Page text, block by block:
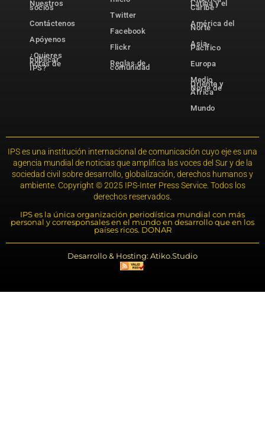
Nuestros
socios
Contáctenos
Apóyenos
¿Quieres
publicar
notas de
IPS?
Twitter
Facebook
Flickr
Reglas de
comunidad
Latina y el
Caribe
América del
Norte
Asia-
Pacífico
Europa
Medio
Oriente y
Norte de
África
Mundo
IPS es una institución internacional de comunicación cuyo eje es una
agencia mundial de noticias que amplifica las voces del Sur y de la
sociedad civil sobre desarrollo, globalización, derechos humanos y
ambiente. Copyright © 2025 IPS-Inter Press Service. Todos los
derechos reservados.
IPS es la única organización periodística mundial con más
personal y corresponsales en el mundo en desarrollo que en los
países ricos. DONAR
Desarrollo & Hosting: Atiko.Studio